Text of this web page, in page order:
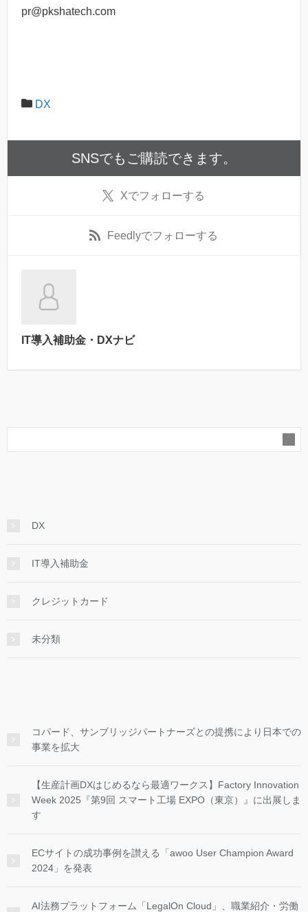
pr@pkshatech.com
DX
SNSでもご購読できます。
Xでフォローする
Feedlyでフォローする
IT導入補助金・DXナビ
DX
IT導入補助金
クレジットカード
未分類
コパード、サンブリッジパートナーズとの提携により日本での
事業を拡大
【生産計画DXはじめるなら最適ワークス】Factory Innovation
Week 2025『第9回 スマート工場 EXPO（東京）』に出展しま
す
ECサイトの成功事例を讃える「awoo User Champion Award
2024」を発表
AI法務プラットフォーム「LegalOn Cloud」、職業紹介・労働